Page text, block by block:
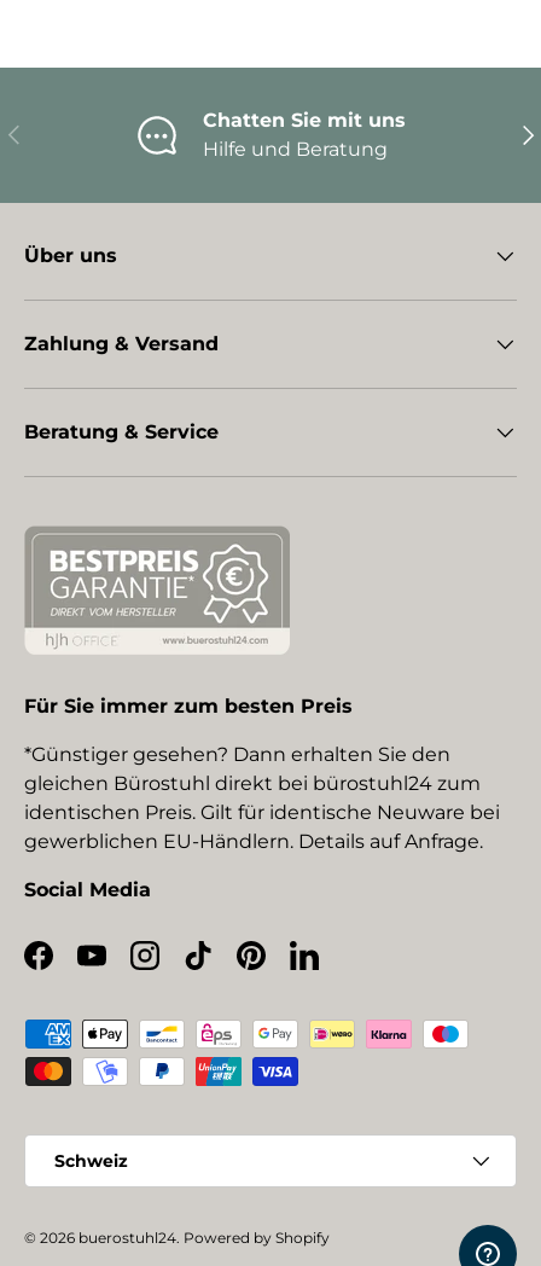
Vorherige
Chatten Sie mit uns
Hilfe und Beratung
Über uns
Zahlung & Versand
Beratung & Service
Für Sie immer zum besten Preis
*Günstiger gesehen? Dann erhalten Sie den
gleichen Bürostuhl direkt bei bürostuhl24 zum
identischen Preis. Gilt für identische Neuware bei
gewerblichen EU-Händlern. Details auf Anfrage.
Social Media
Facebook
YouTubeInstagram
TikTokPinterestLinkedIn
Zahlungsmethoden
Schweiz
© 2026 buerostuhl24. Powered by Shopify